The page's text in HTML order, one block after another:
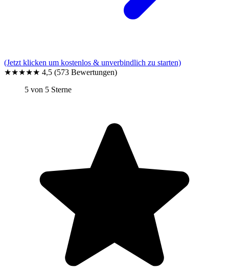
(Jetzt klicken um kostenlos & unverbindlich zu starten)
★★★★★ 4,5 (573 Bewertungen)
5 von 5 Sterne